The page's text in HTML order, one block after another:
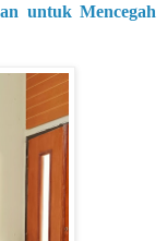
untuk Mencegah